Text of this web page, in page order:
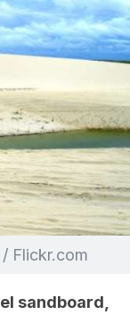
Flickr.com
el sandboard,